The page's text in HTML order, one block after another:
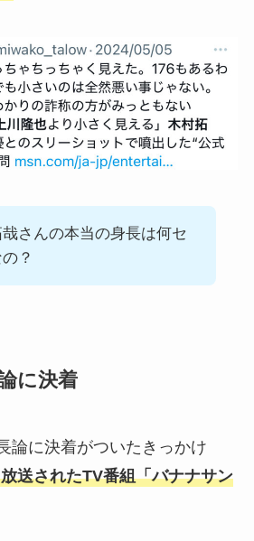
さんの本当の身長は何セ
？
に決着
論に決着がついたきっかけ
送されたTV番組「バナナサン